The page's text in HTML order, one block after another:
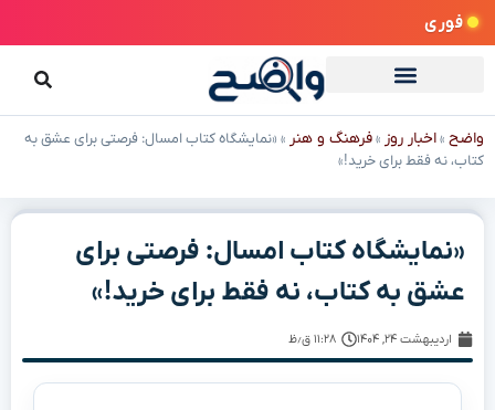
فوری
واضح »اخبار روز »فرهنگ و هنر » «نمایشگاه کتاب امسال: فرصتی برای عشق به
کتاب، نه فقط برای خرید!»
«نمایشگاه کتاب امسال: فرصتی برای
عشق به کتاب، نه فقط برای خرید!»
اردیبهشت ۲۴, ۱۴۰۴ ۱۱:۲۸ ق٫ظ